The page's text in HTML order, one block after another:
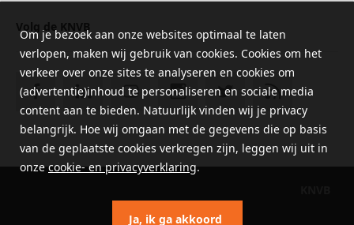
Volg de KNVB
Om je bezoek aan onze websites optimaal te laten
verlopen, maken wij gebruik van cookies. Cookies om het
verkeer over onze sites te analyseren en cookies om
(advertentie)inhoud te personaliseren en sociale media
content aan te bieden. Natuurlijk vinden wij je privacy
belangrijk. Hoe wij omgaan met de gegevens die op basis
van de geplaatste cookies verkregen zijn, leggen wij uit in
onzecookie- en privacyverklaring.
Ja, ik ga akkoord